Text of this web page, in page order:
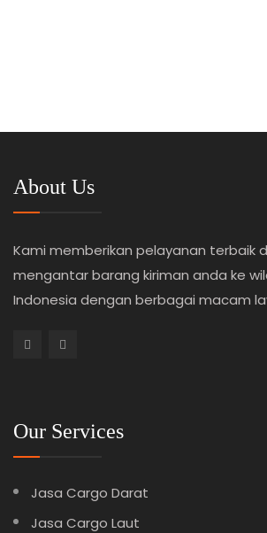
About Us
Kami memberikan pelayanan terbaik
mengantar barang kiriman anda ke
Indonesia dengan berbagai macam
Our Services
Jasa Cargo Darat
Jasa Cargo Laut